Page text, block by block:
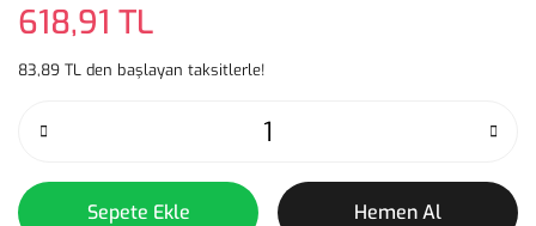
618,91 TL
83,89 TL den başlayan taksitlerle!
Sepete Ekle Hemen Al